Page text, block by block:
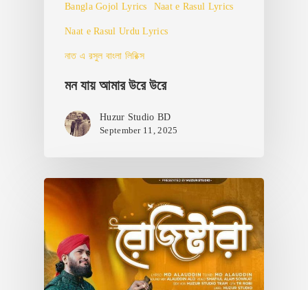
Bangla Gojol Lyrics Naat e Rasul Lyrics
Naat e Rasul Urdu Lyrics
নাত এ রসুল বাংলা লিরিক্স
মন যায় আমার উরে উরে
Huzur Studio BD
September 11, 2025